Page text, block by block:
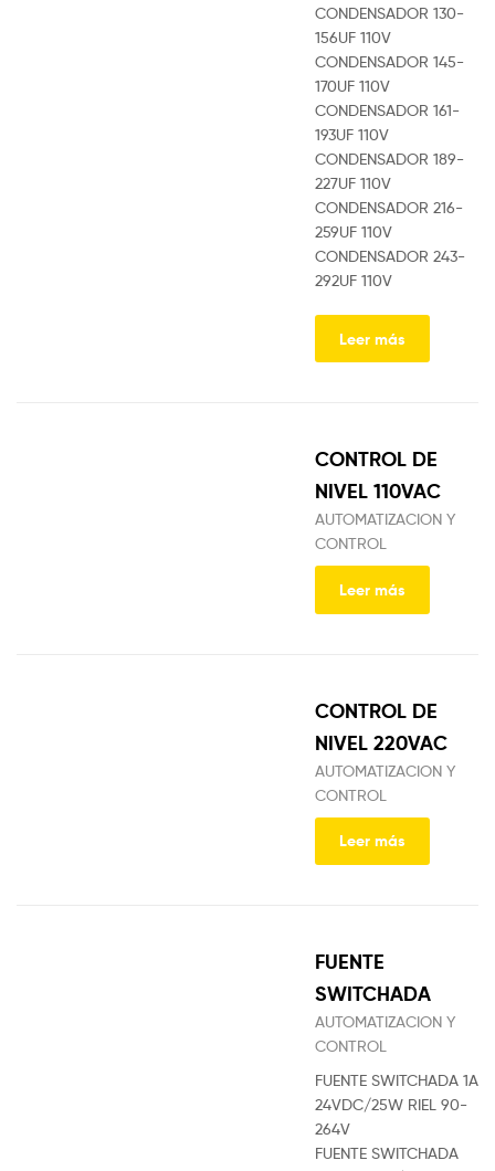
CONDENSADOR 130-
156UF 110V
CONDENSADOR 145-
170UF 110V
CONDENSADOR 161-
193UF 110V
CONDENSADOR 189-
227UF 110V
CONDENSADOR 216-
259UF 110V
CONDENSADOR 243-
292UF 110V
Leer más
CONTROL DE
NIVEL 110VAC
AUTOMATIZACION Y
CONTROL
Leer más
CONTROL DE
NIVEL 220VAC
AUTOMATIZACION Y
CONTROL
Leer más
FUENTE
SWITCHADA
AUTOMATIZACION Y
CONTROL
FUENTE SWITCHADA 1A
24VDC/25W RIEL 90-
264V
FUENTE SWITCHADA